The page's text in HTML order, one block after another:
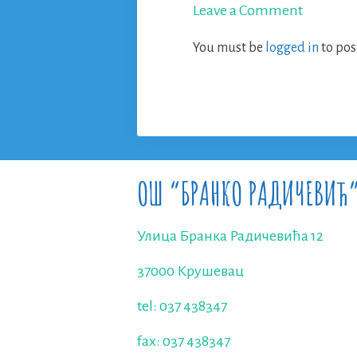
Leave a Comment
You must be logged in to
ОШ “БРАНКО РАДИЧЕВИЋ”
Улица Бранка Радичевића 12
37000 Крушевац
tel: 037 438347
fax: 037 438347